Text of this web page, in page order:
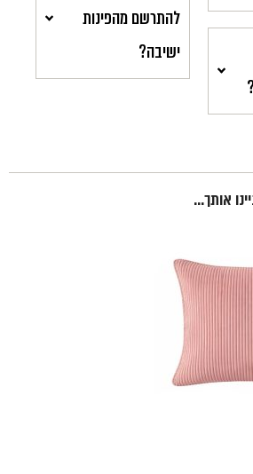
להתרשם מהפינות
ישיבה?
אותך...